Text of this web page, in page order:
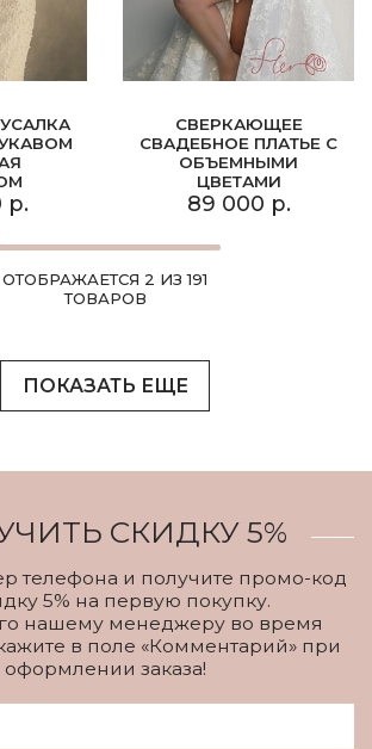
р.
СВЕРКАЮЩЕЕ
СВАДЕБНОЕ ПЛАТЬЕ С
ОБЪЕМНЫМИ
ЦВЕТАМИ
89 000 р.
ОТОБРАЖАЕТСЯ 2 ИЗ 191
ТОВАРОВ
ПОКАЗАТЬ ЕЩЕ
СКИДКУ 5%
телефона и получите промо-код
5% на первую покупку.
нашему менеджеру во время
в поле «Комментарий» при
оформлении заказа!